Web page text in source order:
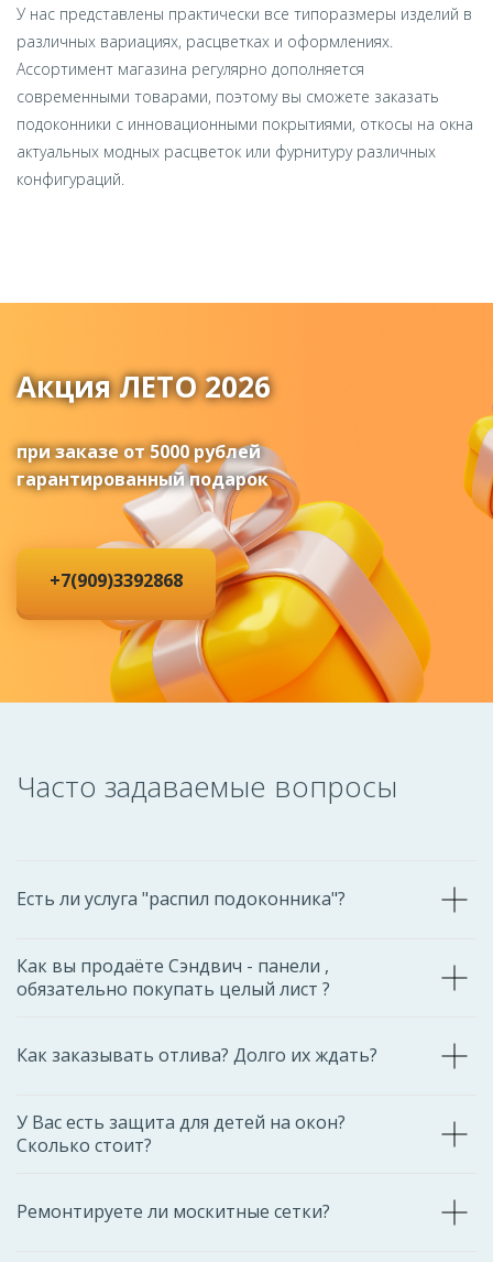
У нас представлены практически все типоразмеры изделий в
различных вариациях, расцветках и оформлениях.
Ассортимент магазина регулярно дополняется
современными товарами, поэтому вы сможете заказать
подоконники с инновационными покрытиями, откосы на окна
актуальных модных расцветок или фурнитуру различных
конфигураций.
Акция ЛЕТО 2026
при заказе от 5000 рублей
гарантированный подарок
+7(909)3392868
Часто задаваемые вопросы
Есть ли услуга "распил подоконника"?
Как вы продаёте Сэндвич - панели ,
обязательно покупать целый лист ?
Как заказывать отлива? Долго их ждать?
У Вас есть защита для детей на окон?
Сколько стоит?
Ремонтируете ли москитные сетки?